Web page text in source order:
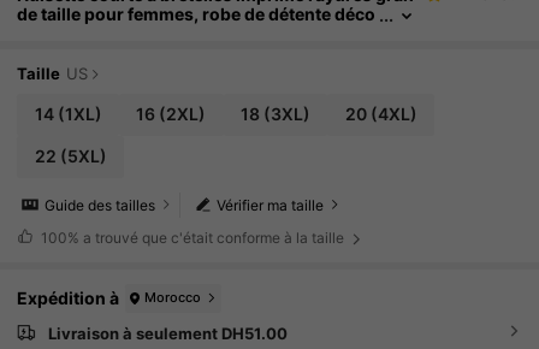
de taille pour femmes, robe de détente déco
Taille US
14(1XL) 16 (2XL) 18 (3XL) 20(4XL)
22 (5XL)
Vérifier ma taille
Guide des tailles
100% a trouvé que c'était conforme à la taille
Expédition à Morocco
Livraison à seulement DH51.00